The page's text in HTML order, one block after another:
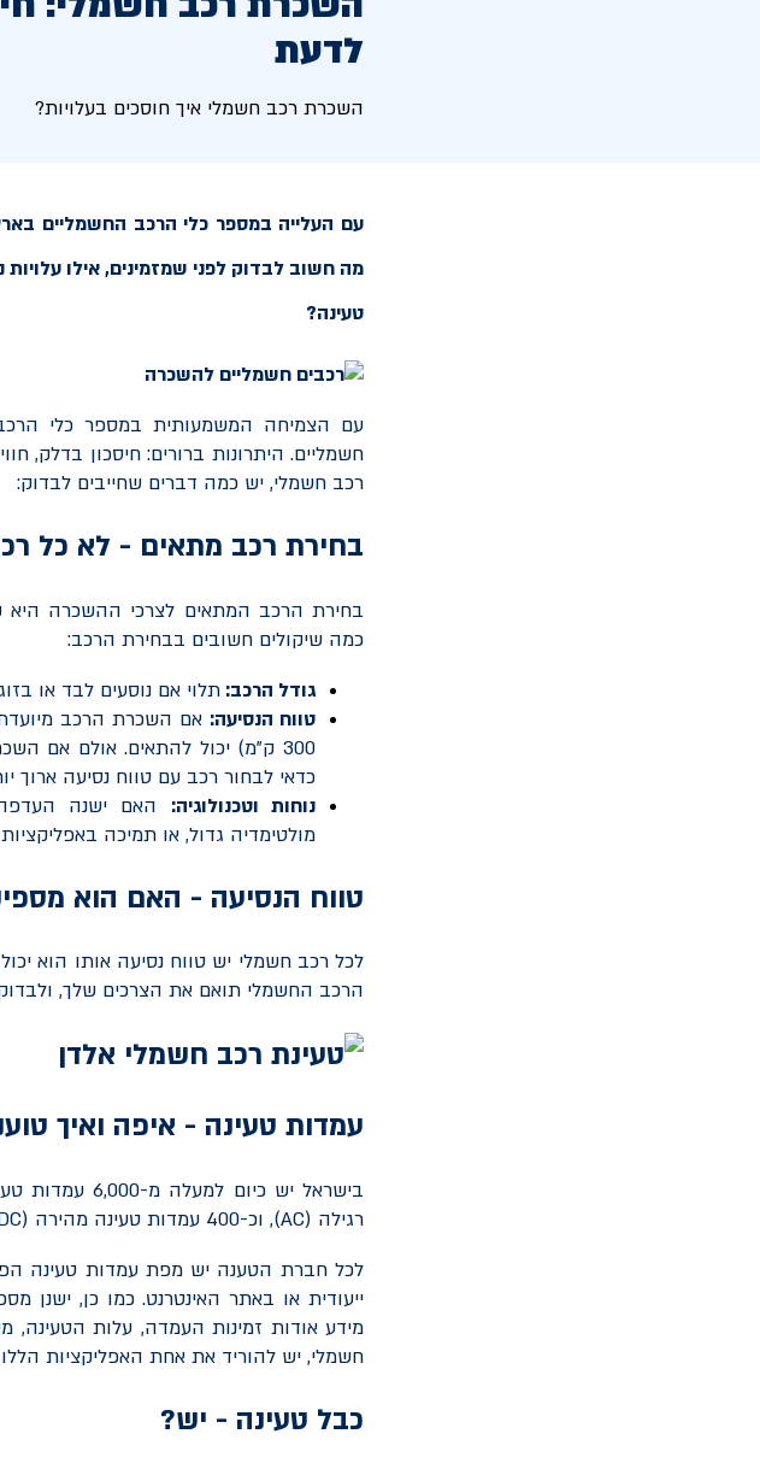
לדעת
השכרת רכב חשמלי איך חוסכים בעלויות?
עם העלייה במספר כלי הרכב החשמליים
מה חשוב לבדוק לפני שמזמינים, אילו
טעינה?
עם הצמיחה המשמעותית במספר כלי
חשמליים. היתרונות ברורים: חיסכון בדלק,
רכב חשמלי, יש כמה דברים שחייבים לבדוק:
בחירת רכב מתאים - לא כל
בחירת הרכב המתאים לצרכי ההשכרה היא
כמה שיקולים חשובים בבחירת הרכב:
גודל הרכב: תלוי אם נוסעים לבד או
טווח הנסיעה:
300 ק"מ) יכול להתאים. אולם אם
כדאי לבחור רכב עם טווח נסיעה ארוך יותר (400 ק"מ
נוחות וטכנולוגיה: האם ישנה
מולטימדיה גדול, או תמיכה
טווח הנסיעה - האם הוא
לכל רכב חשמלי יש טווח נסיעה אותו הוא
הרכב החשמלי תואם את הצרכים שלך,
עמדות טעינה - איפה ואיך
בישראל יש
רגילה (AC), וכ-400 עמדות טעינה מהירה (
לכל חברת הטענה יש מפת עמדות טעינה
ייעודית או באתר האינטרנט. כמו כן, ישנן
מידע אודות זמינות העמדה, עלות הטעינה,
חשמלי, יש להוריד את אחת האפליקציות
כבל טעינה - יש?